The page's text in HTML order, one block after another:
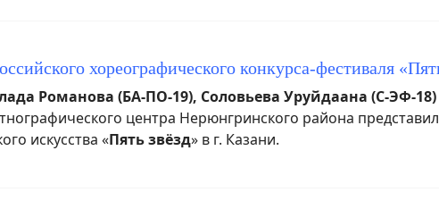
хореографического конкурса-фестиваля
Романова (БА-ПО-19), Соловьева Уруйдаана (С-ЭФ-18)
центра Нерюнгринского района
искусства «Пять звёзд» в г. Казани.